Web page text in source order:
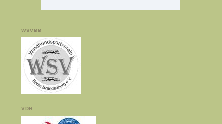
WSVBB
VDH